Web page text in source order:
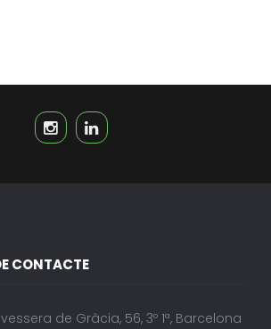
CONTACTE
de Gràcia, 56, 3º 1ª, Barcelona